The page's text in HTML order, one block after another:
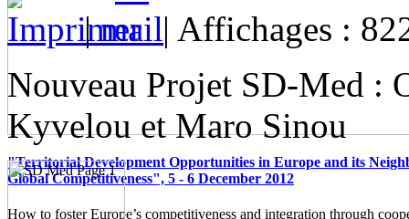
"Territorial Development Opportunities in Europe and its
Global Competitiveness", 5 - 6 December 2012
How to foster Europe’s competitiveness and integration through
|
| Affichages :
Nouveau Projet SD-Med :
Kyvelou et Maro Sinou